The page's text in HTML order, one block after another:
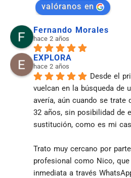
valóranos en
Fernando Morales
hace 2 años
EXPLORA
hace 2 años
Desde el
vuelcan en la búsqueda de
avería, aún cuando se trate
32 años, sin posibilidad de
sustitución, como es mi
Trato muy cercano por
profesional como Nico,
inmediata a través